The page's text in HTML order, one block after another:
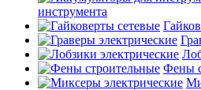
инструмента
Фены